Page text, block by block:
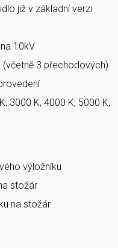
již v základní verzi
10kV
3 přechodových)
3000 K, 4000 K, 5000 K,
výložníku
stožár
na stožár